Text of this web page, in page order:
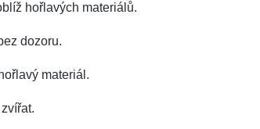
hořlavých materiálů.
dozoru.
materiál.